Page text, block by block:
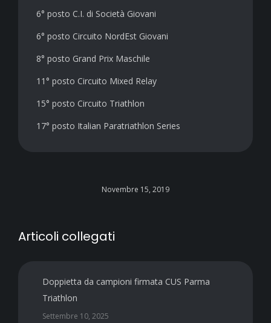
6° posto C.I. di Società Giovani
6° posto Circuito NordEst Giovani
8° posto Grand Prix Maschile
11° posto Circuito Mixed Relay
15° posto Circuito Triathlon
17° posto Italian Paratriathlon Series
Novembre 15, 2019
Articoli collegati
Doppietta da campioni firmata CUS Parma
Triathlon
Settembre 10, 2025